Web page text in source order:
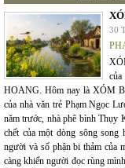
30
HOANG. Hôm nay là XÓM
của nhà văn trẻ Phạm Ngọc
năm trước, nhà phê bình Thụy
chết của một dòng sông
người và số phận bi thảm của
càng khiến người đọc rùng